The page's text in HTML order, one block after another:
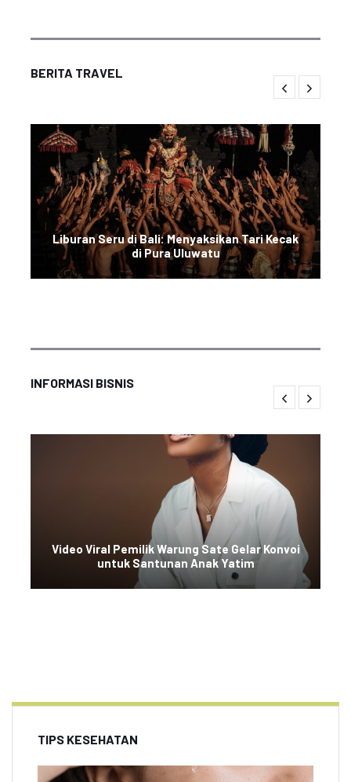
BERITA TRAVEL
Liburan Seru di Bali: Menyaksikan Tari Kecak
di Pura Uluwatu
INFORMASI BISNIS
Video Viral Pemilik Warung Sate Gelar Konvoi
untuk Santunan Anak Yatim
TIPS KESEHATAN